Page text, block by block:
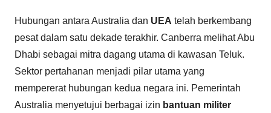
Hubungan antara Australia dan UEA telah berkembang
pesat dalam satu dekade terakhir. Canberra melihat Abu
Dhabi sebagai mitra dagang utama di kawasan Teluk.
Sektor pertahanan menjadi pilar utama yang
mempererat hubungan kedua negara ini. Pemerintah
Australia menyetujui berbagai izin bantuan militer